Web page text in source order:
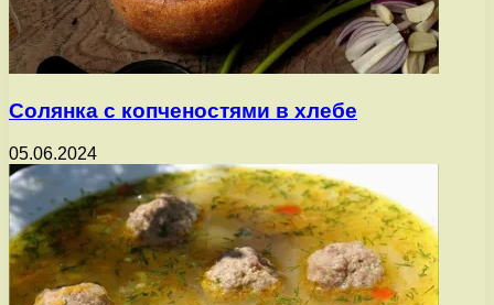
Солянка с копченостями в хлебе
05.06.2024